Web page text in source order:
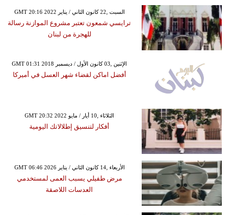
GMT 20:16 2022 السبت ,22 كانون الثاني / يناير
ترايسي شمعون تعتبر مشروع الموازنة رسالة
للهجرة من لبنان
GMT 01:31 2018 الإثنين ,03 كانون الأول / ديسمبر
أفضل اماكن لقضاء شهر العسل في أميركا
GMT 20:32 2022 الثلاثاء ,10 أيار / مايو
أفكار لتنسيق إطلالاتك اليومية
GMT 06:46 2026 الأربعاء ,14 كانون الثاني / يناير
مرض طفيلي يسبب العمى لمستخدمي
العدسات اللاصقة